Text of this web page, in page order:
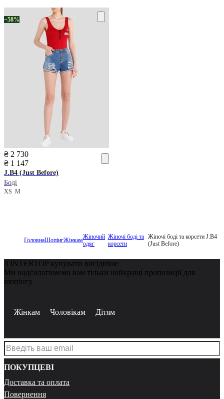
−58%
₴ 2 730
₴ 1 147
J.B4 (Just Before)
Боді
XS M
ГоловнаШопінгЖінкамЖіночий
одяг
Жіночі боді та
корсети
Жіночі боді та корсети J.B4
(Just Before)
З INTERTOP купувати вигідніше
Ми надсилатимемо вам тільки найкращі пропозиції для
шопінгу
Жінкам Чоловікам Дітям
ПОКУПЦЕВІ
Доставка та оплата
Повернення